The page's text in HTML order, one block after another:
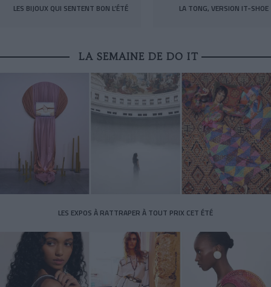
LES BIJOUX QUI SENTENT BON L’ÉTÉ LA TONG, VERSION IT-SHOE
LA SEMAINE DE DO IT
LES EXPOS À RATTRAPER À TOUT PRIX CET ÉTÉ